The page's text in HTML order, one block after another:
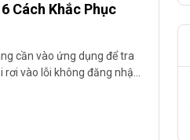
Cách Khắc Phục
cần vào ứng dụng để tra
vào lỗi không đăng nhập